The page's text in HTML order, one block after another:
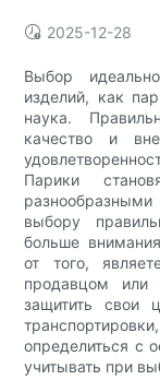
2025-12-28
Выбор
изделий, как
наука.
качество и
Парики
выбору
больше
от того,
продавцом
защитить свои
определиться с
учитывать при